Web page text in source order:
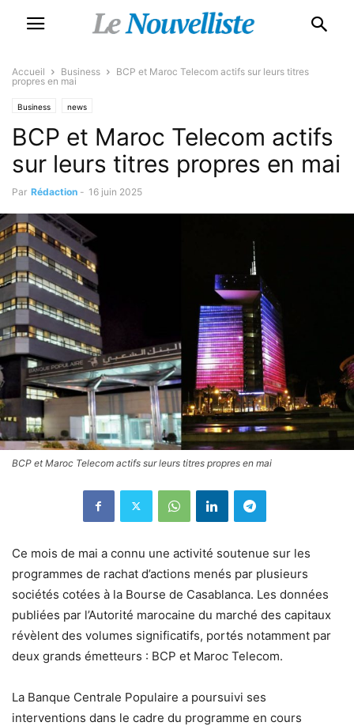
Accueil Business
BCP et Maroc Telecom actifs sur leurs titres
propres en mai
Business news
BCP et Maroc Telecom actifs
sur leurs titres propres en mai
Par Rédaction - 16 juin 2025
BCP et Maroc Telecom actifs sur leurs titres propres en mai
Ce mois de mai a connu une activité soutenue sur les
programmes de rachat d’actions menés par plusieurs
sociétés cotées à la Bourse de Casablanca. Les données
publiées par l’Autorité marocaine du marché des capitaux
révèlent des volumes significatifs, portés notamment par
deux grands émetteurs : BCP et Maroc Telecom.
La Banque Centrale Populaire a poursuivi ses
interventions dans le cadre du programme en cours